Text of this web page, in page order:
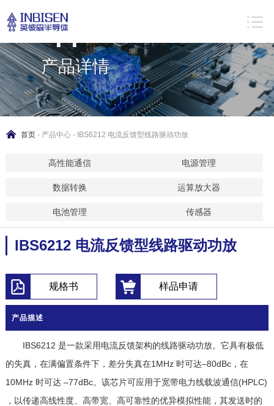
application
产品详情
首页- 产品中心- IBS6212 电流反馈型线路驱动功放
高性能通信 电源管理
数据转换 运算放大器
电池管理 传感器
IBS6212 电流反馈型线路驱动功放
规格书 样品申请
产品描述
IBS6212 是一款采用电流反馈架构的线路驱动功放。它具有极低
的失真，在满偏置条件下，差分失真在1MHz 时可达–80dBc，在
10MHz 时可达 –77dBc。该芯片可应用于宽带电力线载波通信(HPLC)
，以传递高线性度、高带宽、高可靠性的优异模拟性能，其发送时的